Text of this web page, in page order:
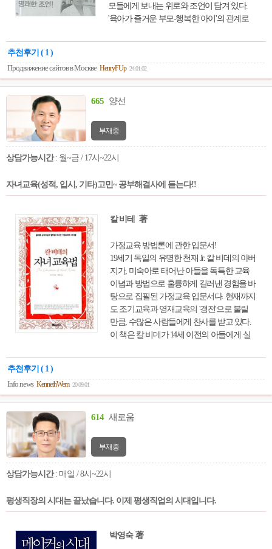
모들에게 보내는 위로와 조언이 담겨 있다.
'육아가 즐거운 부모-행복한 아이'의 관계로
떻게 이어야 하는지 수많은 부모와 자녀를 만
추천후기 ( 1 )
Продвижение сайтов в Москве HenryFUp 24.01.02
665 양선
부재중
상담가능시간: 월~금 / 17시~22시
자녀교육(성적, 입시, 기타)고민~ 공부해결사에 듣는다!!
칼 비테 著
가정교육 방법론에 관한 입문서!
19세기 독일의 유명한 천재 Jr. 칼 비데의 아버
지가, 미숙아로 태어난 아들을 독특한 교육
이념과 방법으로 훌륭하게 길러낸 경험을 바
탕으로 집필된 가정교육 입문서다. 현재까지
도 조기교육과 영재교육의 '경전'으로 불릴
만큼, 수많은 사람들에게 찬사를 받고 있다.
이 책은 칼 비데가 14세 이전의 아들에게 실
을 받아들이는 상황에 대해서 두루 얘기하
정을 상세하게 안내한다. 이 과정에서 부모
가 어떤 철학을 갖고 아이를 양육해야 하는
지를 엿볼 수 있다. 칼 비테의 교육이념은 오
늘날 주목받고 있는 조기교육, 소질교육, 전
인교육과 일치한다. 지난 200년 동안《칼 비
테의 교육(The Education of Karl Witte)》은 전 세
생한 교육 체험을 통해, 아이의 일상생활 전
반의 교육에 대해 이해할 수 있다.
추천후기 ( 1 )
Info news KennethWem 20.09.01
614 새로움
부재중
상담가능시간: 매일 / 8시~22시
평생직장의 시대는 끝났습니다. 이제 평생직업의 시대입니다.
박영숙 著